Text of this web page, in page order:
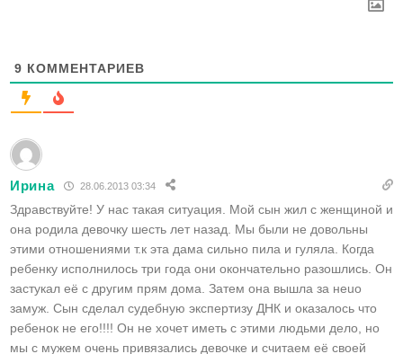
9 КОММЕНТАРИЕВ
Ирина 28.06.2013 03:34
Здравствуйте! У нас такая ситуация. Мой сын жил с женщиной и
она родила девочку шесть лет назад. Мы были не довольны
этими отношениями т.к эта дама сильно пила и гуляла. Когда
ребенку исполнилось три года они окончательно разошлись. Он
застукал её с другим прям дома. Затем она вышла за неuо
замуж. Сын сделал судебную экспертизу ДНК и оказалось что
ребенок не его!!!! Он не хочет иметь с этими людьми дело, но
мы с мужем очень привязались девочке и считаем её своей